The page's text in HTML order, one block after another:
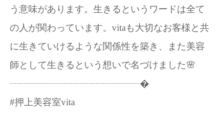
う意味があります。生きるというワードは全て
の人が関わっています。vitaも大切なお客様と共
に生きていけるような関係性を築き、また美容
師として生きるという想いで名づけました🌸
┈┈┈┈┈┈┈┈┈┈┈┈┈┈�
#押上美容室vita